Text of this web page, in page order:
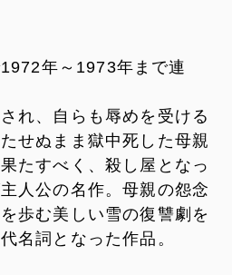
年～1973年まで連
れ、自らも辱めを受ける
せぬまま獄中死した母親
たすべく、殺し屋となっ
人公の名作。母親の怨念
歩む美しい雪の復讐劇を
名詞となった作品。